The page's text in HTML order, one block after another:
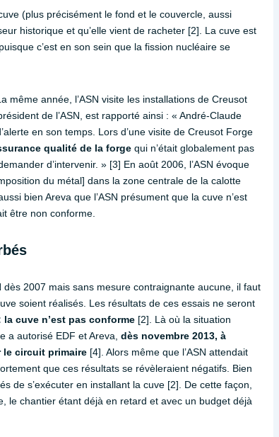
(plus précisément le fond et le couvercle, aussi
historique et qu’elle vient de racheter [2]. La cuve est
c’est en son sein que la fission nucléaire se
année, l’ASN visite les installations de Creusot
de l’ASN, est rapporté ainsi : « André-Claude
en son temps. Lors d’une visite de Creusot Forge
qualité de la forge qui n’était globalement pas
d’intervenir. » [3] En août 2006, l’ASN évoque
du métal] dans la zone centrale de la calotte
bien Areva que l’ASN présument que la cuve n’est
être non conforme.
2007 mais sans mesure contraignante aucune, il faut
soient réalisés. Les résultats de ces essais ne seront
cuve n’est pas conforme [2]. Là où la situation
a autorisé EDF et Areva, dès novembre 2013, à
le circuit primaire [4]. Alors même que l’ASN attendait
que ces résultats se révèleraient négatifs. Bien
de s’exécuter en installant la cuve [2]. De cette façon,
le chantier étant déjà en retard et avec un budget déjà